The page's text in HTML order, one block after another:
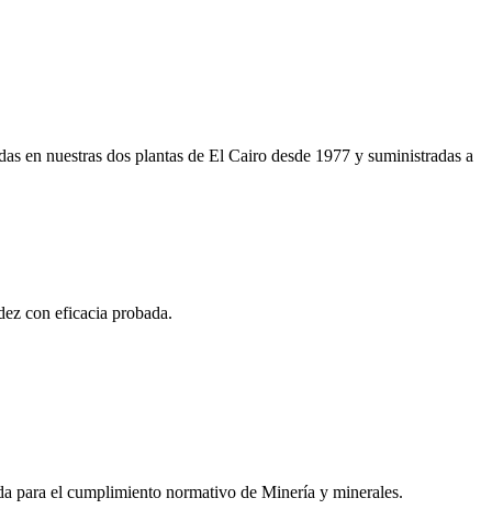
en nuestras dos plantas de El Cairo desde 1977 y suministradas a
con eficacia probada.
para el cumplimiento normativo de Minería y minerales.